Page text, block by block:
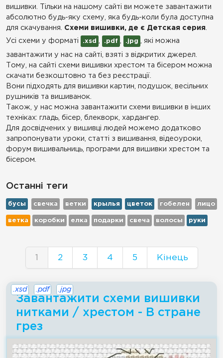
вишивки. Тільки на нашому сайті ви можете завантажити
абсолютно будь-яку схему, яка будь-коли була доступна
для скачування. Схеми вишивки, де є Детская серия
Усі схеми у форматі
.xsd .pdf .jpg , які можна
завантажити у нас на сайті, взяті з відкритих джерел.
Тому, на сайті схеми вишивки хрестом та бісером можна
скачати безкоштовно та без реєстрації.
Вони підходять для вишивки картин, подушок, весільних
рушників та вишиванок.
Також, у нас можна завантажити схеми вишивки в інших
техніках: гладь, бісер, блекворк, хардангер.
Для досвідчених у вишивці людей можемо додатково
запропонувати уроки, статті з вишивання, відеоуроки,
форум вишивальниць, програми для вишивки хрестом та
бісером.
Останні теги
бусы свечка ветки крылья цветок гобелен лицо
ветка коробки елка подарки свеча волосы руки
1 2 3 4 5 Кінець
Завантажити схеми вишивки
нитками / хрестом - В стране
грез
.xsd .pdf .jpg